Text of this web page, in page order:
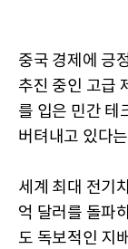
중국 경제에 긍
추진 중인 고급
를 입은 민간 테
버텨내고 있다
세계 최대 전기
억 달러를 돌파
도 독보적인 지